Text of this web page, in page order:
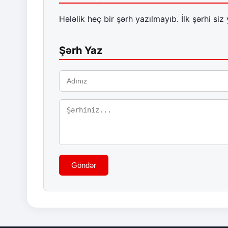
Hələlik heç bir şərh yazılmayıb. İlk şərhi siz
Şərh Yaz
Göndər